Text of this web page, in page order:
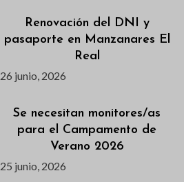
Renovación del DNI y
pasaporte en Manzanares El
Real
26 junio, 2026
Se necesitan monitores/as
para el Campamento de
Verano 2026
25 junio, 2026